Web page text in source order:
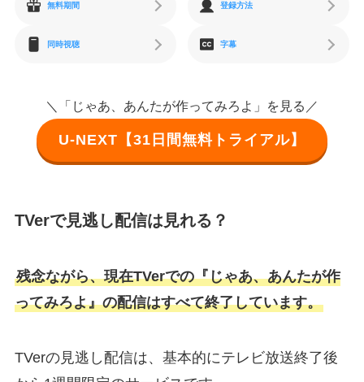
無料期間 登録方法
同時視聴 字幕
＼「じゃあ、あんたが作ってみろよ」を見る／
U-NEXT【31日間無料トライアル】
TVerで見逃し配信は見れる？
残念ながら、現在TVerでの『じゃあ、あんたが作
ってみろよ』の配信はすべて終了しています。
TVerの見逃し配信は、基本的にテレビ放送終了後